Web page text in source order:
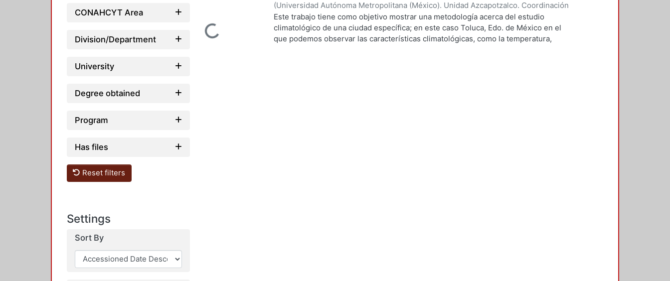
CONAHCYT Area
Division/Department
University
Degree obtained
Program
Has files
Reset filters
Settings
Sort By
Loading...
(Universidad Autónoma Metropolitana (México). Unidad Azcapotzalco. Coordinación
de Servicios de Información.,2009)Flores Rojas, Reynaldo
Este trabajo tiene como objetivo mostrar una metodología acerca del estudio
climatológico de una ciudad específica; en este caso Toluca, Edo. de México en el
que podemos observar las características climatológicas, como la temperatura,